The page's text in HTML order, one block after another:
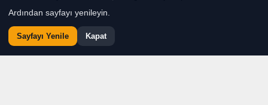
Remzi Yıldırım
Giriş: 03-08-2026 14:03
Güncelleme: 03-08-2026 14:04
Ardından sayfayı yenileyin.
Sayfayı Yenile Kapat